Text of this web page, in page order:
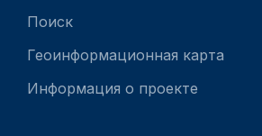
Поиск
Геоинформационная карта
Информация о проекте